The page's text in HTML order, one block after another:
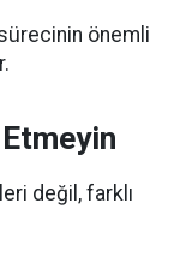
önemli
değil, farklı